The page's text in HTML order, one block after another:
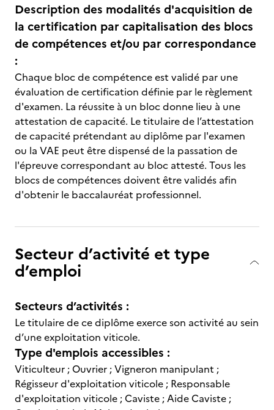
Description des modalités d'acquisition de
la certification par capitalisation des blocs
de compétences et/ou par correspondance
:
Chaque bloc de compétence est validé par une
évaluation de certification définie par le règlement
d'examen. La réussite à un bloc donne lieu à une
attestation de capacité. Le titulaire de l’attestation
de capacité prétendant au diplôme par l'examen
ou la VAE peut être dispensé de la passation de
l'épreuve correspondant au bloc attesté. Tous les
blocs de compétences doivent être validés afin
d'obtenir le baccalauréat professionnel.
Secteur d’activité et type
d’emploi
Secteurs d’activités :
Le titulaire de ce diplôme exerce son activité au sein
d’une exploitation viticole.
Type d'emplois accessibles :
Viticulteur ; Ouvrier ; Vigneron manipulant ;
Régisseur d'exploitation viticole ; Responsable
d'exploitation viticole ; Caviste ; Aide Caviste ;